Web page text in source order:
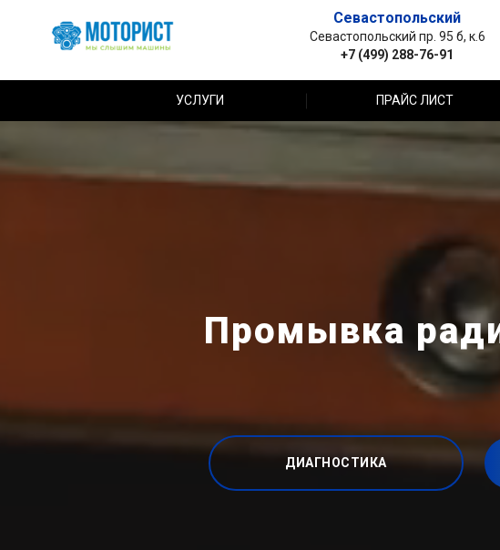
Севастопольский
Севастопольский пр. 95 б, к.6
+7 (499) 288-76-91
УСЛУГИ ПРАЙС ЛИСТ
Промывка
ДИАГНОСТИКА